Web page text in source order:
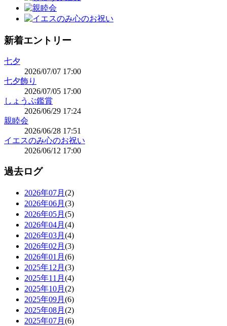
新着エントリー
七夕
2026/07/07 17:00
七夕飾り
2026/07/05 17:00
しょうぶ鑑賞
2026/06/29 17:24
親睦会
2026/06/28 17:51
イエスのみ心のお祝い
2026/06/12 17:00
過去ログ
2026年07月 (2)
2026年06月 (3)
2026年05月 (5)
2026年04月 (4)
2026年03月 (4)
2026年02月 (3)
2026年01月 (6)
2025年12月 (3)
2025年11月 (4)
2025年10月 (2)
2025年09月 (6)
2025年08月 (2)
2025年07月 (6)